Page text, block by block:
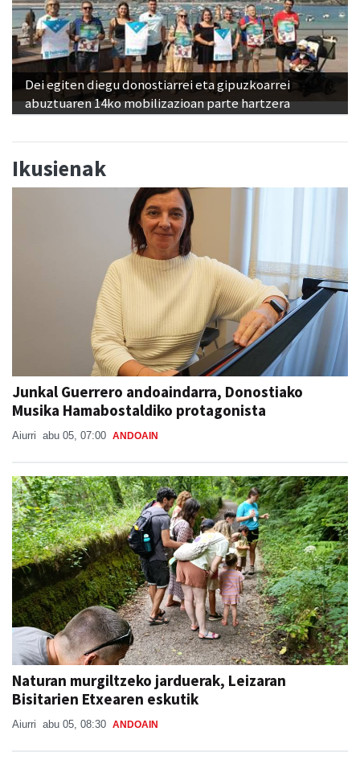
Dei egiten diegu donostiarrei eta gipuzkoarrei
abuztuaren 14ko mobilizazioan parte hartzera
Ikusienak
Junkal Guerrero andoaindarra, Donostiako
Musika Hamabostaldiko protagonista
Aiurri abu 05, 07:00 ANDOAIN
Naturan murgiltzeko jarduerak, Leizaran
Bisitarien Etxearen eskutik
Aiurri abu 05, 08:30 ANDOAIN